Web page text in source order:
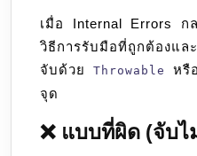
เมื่อ Internal Errors ก
วิธีการรับมือที่ถูกต้องแ
จับด้วย Throwable หรื
จุด
❌ แบบที่ผิด (จับไ